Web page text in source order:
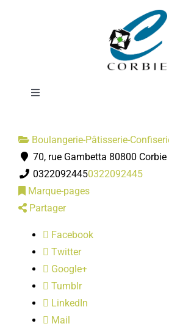
Toggle
DÉMARCHES ADMINISTRATIVES
SERVICES MUNICIPAUX
PRATIQUE
LOISIRS
PUBLICATIONS
Boulangerie-Pâtisserie-
70, rue Gambetta 80800 Corbie
03220924450322092445
Marque-pages
Partager
Facebook
Twitter
Google+
Tumblr
LinkedIn
Mail